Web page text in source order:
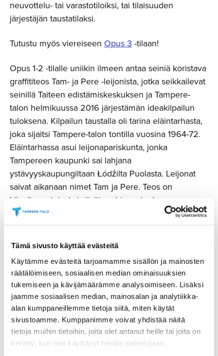
Tämä sivusto käyttää evästeitä
Käytämme evästeitä tarjoamamme sisällön ja mainosten
räätälöimiseen, sosiaalisen median ominaisuuksien
tukemiseen ja kävijämäärämme analysoimiseen. Lisäksi
jaamme sosiaalisen median, mainosalan ja analytiikka-
alan kumppaneillemme tietoja siitä, miten käytät
sivustoamme. Kumppanimme voivat yhdistää näitä
tietoja muihin tietoihin, joita olet antanut heille tai joita on
kerätty, kun olet käyttänyt heidän palvelujaan.
neuvottelu- tai varastotiloiksi, tai tilaisuuden
järjestäjän taustatilaksi.
Tutustu myös viereiseen Opus 3 -tilaan!
Opus 1-2 -tilalle uniikin ilmeen antaa seiniä koristava
graffititeos Tam- ja Pere -leijonista, jotka seikkailevat
seinillä Taiteen edistämiskeskuksen ja Tampere-
talon helmikuussa 2016 järjestämän ideakilpailun
tuloksena. Kilpailun taustalla oli tarina eläintarhasta,
joka sijaitsi Tampere-talon tontilla vuosina 1964-72.
Eläintarhassa asui leijonapariskunta, jonka
Tampereen kaupunki sai lahjana
ystävyyskaupungiltaan Łódźilta Puolasta. Leijonat
saivat aikanaan nimet Tam ja Pere. Teos on
kilpailussa toiseksi sijoittunut teos, jonka on
toteuttanut työpari
Tomas Regan. Teos
on tehty vapaalla kädellä, ja materiaalina on käytetty
Opus 1 perusvarustus
Opus 2 perusvarustus